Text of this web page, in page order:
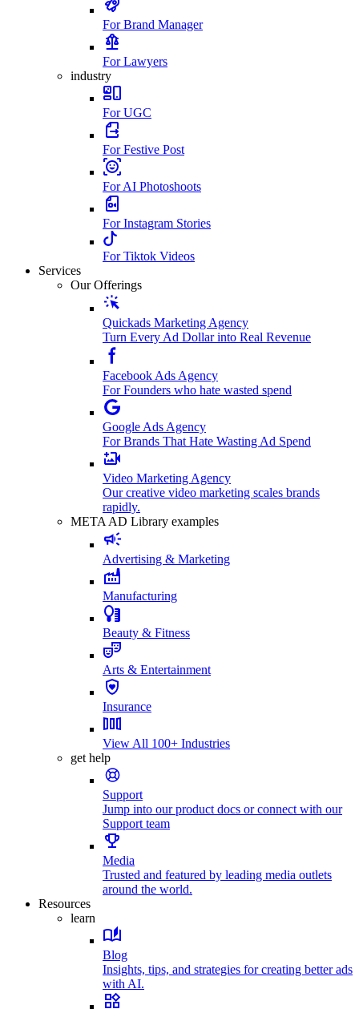
For Brand Manager
For Lawyers
industry
For UGC
For Festive Post
For AI Photoshoots
For Instagram Stories
For Tiktok Videos
Services
Our Offerings
Quickads Marketing Agency
Turn Every Ad Dollar into Real Revenue
Facebook Ads Agency
For Founders who hate wasted spend
Google Ads Agency
For Brands That Hate Wasting Ad Spend
Video Marketing Agency
Our creative video marketing scales brands
rapidly.
META AD Library examples
Advertising & Marketing
Manufacturing
Beauty & Fitness
Arts & Entertainment
Insurance
View All 100+ Industries
get help
Support
Jump into our product docs or connect with our
Support team
Media
Trusted and featured by leading media outlets
around the world.
Resources
learn
Blog
Insights, tips, and strategies for creating better ads
with AI.